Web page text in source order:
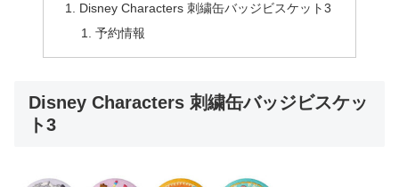
Disney Characters 刺繍缶バッジビスケット3
予約情報
Disney Characters 刺繍缶バッジビスケッ
ト3